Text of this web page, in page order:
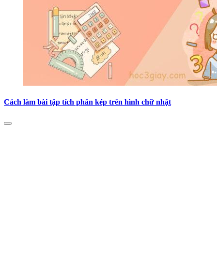
Cách làm bài tập tích phân kép trên hình chữ nhật